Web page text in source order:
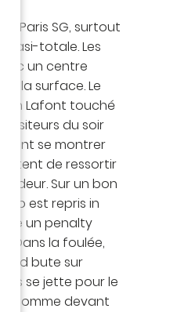
Paris SG, surtout
totale. Les
un centre
la surface. Le
Lafont touché
visiteurs du soir
se montrer
de ressortir
Sur un bon
est repris in
un penalty
Dans la foulée,
bute sur
se jette pour le
comme devant